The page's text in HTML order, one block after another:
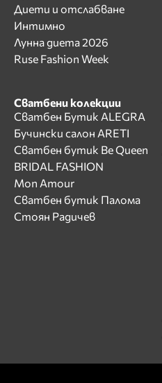
Диети и отслабване
Интимно
Лунна диета 2026
Ruse Fashion Week
Сватбени колекции
Сватбен Бутик ALEGRA
Бучински салон ARETI
Сватбен бутик Be Queen
BRIDAL FASHION
Mon Amour
Сватбен бутик Палома
Стоян Радичев